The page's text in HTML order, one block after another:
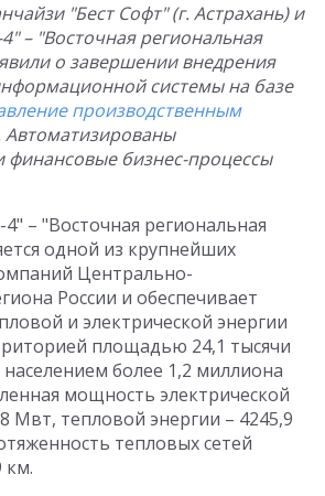
"Бест Софт" (г. Астрахань) и
– "Восточная региональная
о завершении внедрения
системы на базе
производственным
Автоматизированы
финансовые бизнес-процессы
– "Восточная региональная
одной из крупнейших
Центрально-
России и обеспечивает
и электрической энергии
площадью 24,1 тысячи
более 1,2 миллиона
мощность электрической
Мвт, тепловой энергии – 4245,9
тепловых сетей
км.